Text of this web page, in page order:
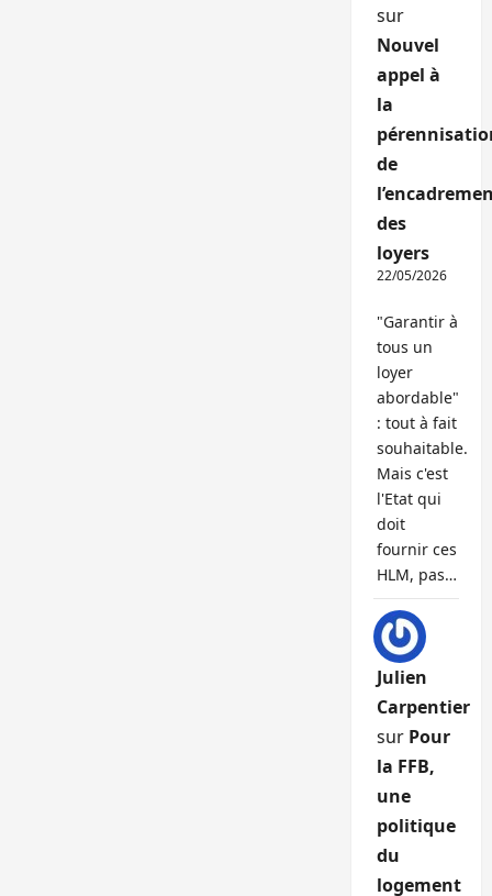
sur
Nouvel
appel à
la
de
des
loyers
22/05/2026
"Garantir à
tous un
loyer
abordable"
: tout à fait
souhaitable.
Mais c'est
l'Etat qui
doit
fournir ces
HLM, pas…
Julien
Carpentier
sur Pour
la FFB,
une
politique
du
logement